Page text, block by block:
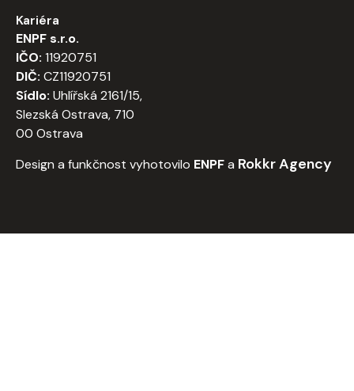
Kariéra
ENPF s.r.o.
IČO: 11920751
DIČ: CZ11920751
Sídlo: Uhlířská 2161/15,
Slezská Ostrava, 710
00 Ostrava
Design a funkčnost vyhotovilo ENPFa Rokkr Agency